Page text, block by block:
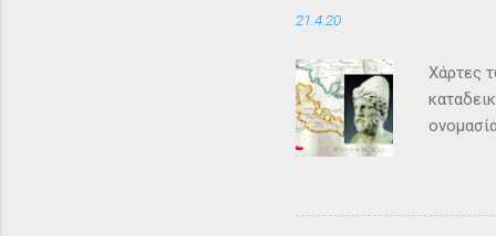
21.4.20
Χάρτες